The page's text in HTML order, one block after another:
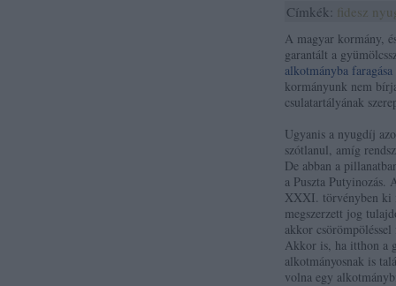
Címkék: fidesz
A magyar kormány,
garantált a
alkotmányba faragása
kormányunk nem
csulatartályának
Ugyanis a nyugdíj
szótlanul, amíg
De abban a
a Puszta Putyinozás.
XXXI. törvényben ki
megszerzett jog
akkor
Akkor is, ha itthon a
alkotmányosnak is
volna egy